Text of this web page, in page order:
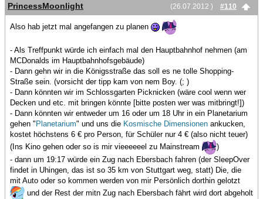
(26.07.2012 ) #110
PrincessMoonlight
Also hab jetzt mal angefangen zu planen
- Als Treffpunkt würde ich einfach mal den Hauptbahnhof nehmen (am
MCDonalds im Hauptbahnhofsgebäude)
- Dann gehn wir in die Königsstraße das soll es ne tolle Shopping-
Straße sein. (vorsicht der tipp kam von nem Boy. (; )
- Dann könnten wir im Schlossgarten Picknicken (wäre cool wenn wer
Decken und etc. mit bringen könnte [bitte posten wer was mitbringt!])
- Dann könnten wir entweder um 16 oder um 18 Uhr in ein Planetarium
gehen " Planetarium" und uns die Kosmische Dimensionen ankucken,
kostet höchstens 6 € pro Person, für Schüler nur 4 € (also nicht teuer)
(Ins Kino gehen oder so is mir vieeeeeel zu Mainstream
)
- dann um 19:17 würde ein Zug nach Ebersbach fahren (der SleepOver
findet in Uhingen, das ist so 35 km von Stuttgart weg, statt) Die, die
mit Auto oder so kommen werden von mir Persönlich dorthin gelotzt
und der Rest der mitn Zug nach Ebersbach fährt wird dort abgeholt